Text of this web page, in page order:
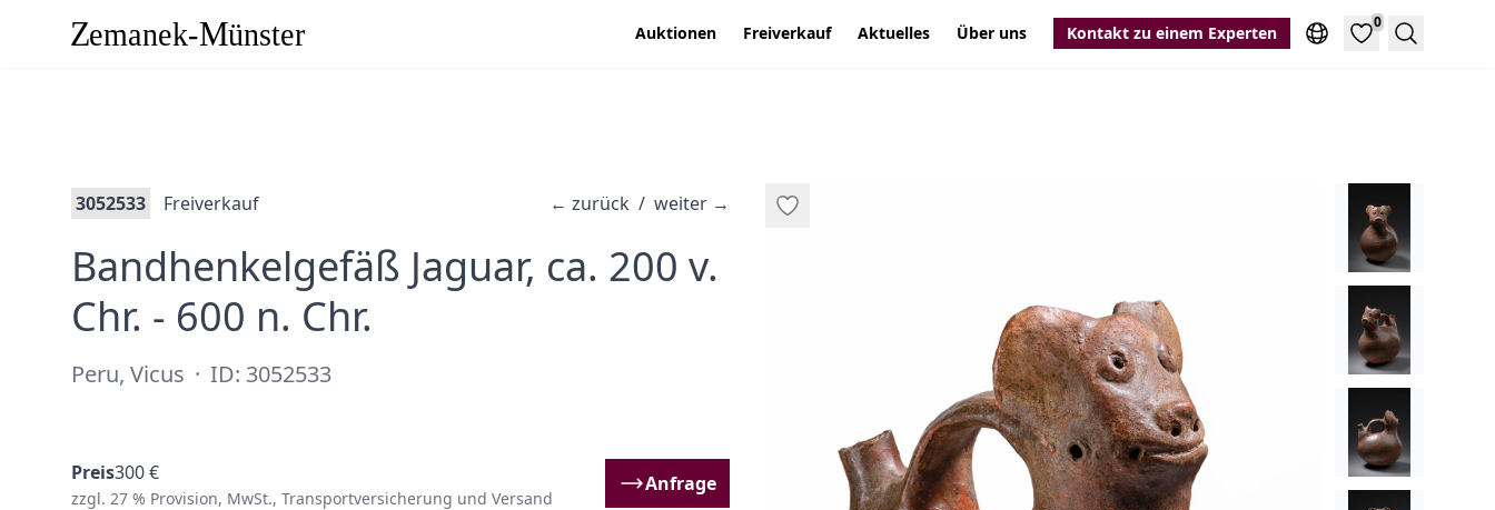
Auktionen Freiverkauf Aktuelles Über uns Kontakt zu einem Experten
0
Suche
← zurück / weiter →
3052533 Freiverkauf
Bandhenkelgefäß Jaguar, ca. 200 v.
Chr. - 600 n. Chr.
Peru, Vicus · ID: 3052533
Preis300 €
zzgl. 27 % Provision, MwSt., Transportversicherung und Versand
Anfrage